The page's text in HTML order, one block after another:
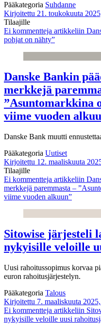
Pääkategoria Suhdanne
Kirjoitettu 21. toukokuuta
Tilaajille
Ei kommentteja artikkeliin
pohjat on nähty”
Danske Bankin
merkkejä
”Asuntomarkkina
viime vuoden
Danske Bank muutti
Pääkategoria Uutiset
Kirjoitettu 12. maaliskuuta
Tilaajille
Ei kommentteja artikkeliin
merkkejä paremmasta –
viime vuoden alkuun”
Sitowise järjesteli
nykyisille veloille
Uusi rahoitussopimus korvaa
euron rahoitusjärjestelyn.
Pääkategoria Talous
Kirjoitettu 7. maaliskuuta
Ei kommentteja artikkeliin
nykyisille veloille uusi